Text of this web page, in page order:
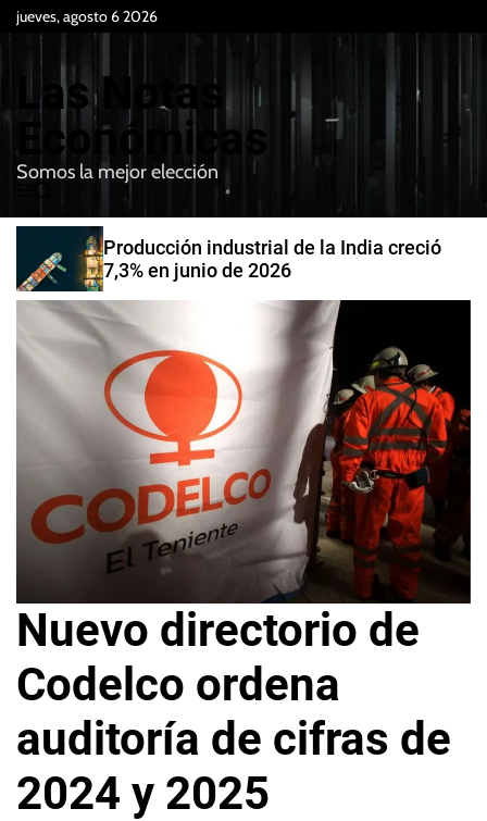
jueves, agosto 6 2026
Las Notas
Económicas
Somos la mejor elección
e
B
u
c
a
r
Producción industrial de la India creció
7,3% en junio de 2026
Nuevo directorio de
Codelco ordena
auditoría de cifras de
2024 y 2025